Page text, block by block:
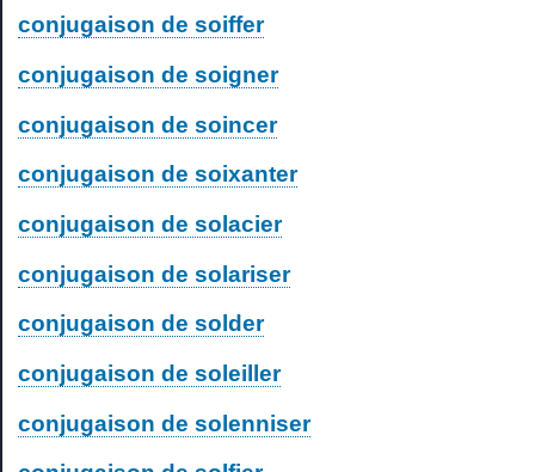
conjugaison de soiffer
conjugaison de soigner
conjugaison de soincer
conjugaison de soixanter
conjugaison de solacier
conjugaison de solariser
conjugaison de solder
conjugaison de soleiller
conjugaison de solenniser